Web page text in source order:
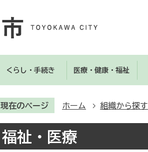
くらし・手続き 医療・健康・福祉
現在のページ ホーム 組織から探す
福祉・医療